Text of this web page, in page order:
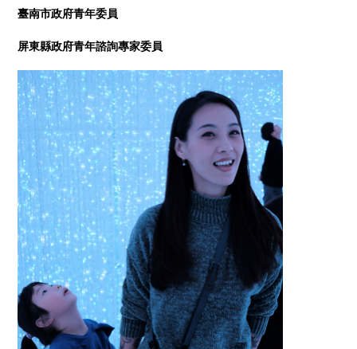
臺南市政府青年委員
屏東縣政府青年諮詢專家委員